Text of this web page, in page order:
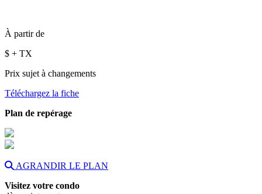
À partir de
$ + TX
Prix sujet à changements
Téléchargez la fiche
Plan de repérage
AGRANDIR LE PLAN
Visitez votre condo